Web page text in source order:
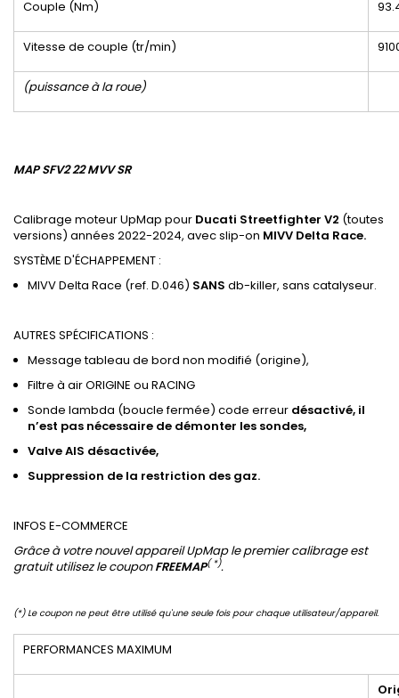
Couple (Nm)
Vitesse de couple (tr/min)
(puissance à la roue)
MAP SFV2 22 MVV SR
Calibrage moteur UpMap pour Ducati Streetfighter V2 (toutes
versions) années 2022-2024, avec slip-on MIVV Delta Race.
SYSTÈME D'ÉCHAPPEMENT :
MIVV Delta Race (ref. D.046) SANS db-killer, sans catalyseur.
AUTRES SPÉCIFICATIONS :
Message tableau de bord non modifié (origine),
Filtre à air ORIGINE ou RACING
Sonde lambda (boucle fermée) code erreur désactivé, il
n’est pas nécessaire de démonter les sondes,
ValveAIS désactivée,
Suppression de la restriction des gaz.
INFOS E-COMMERCE
Grâce à votre nouvel appareil UpMap le premier calibrage est
gratuit utilisez le couponFREEMAP( *).
(*) Le coupon ne peut être utilisé qu'une seule fois pour chaque utilisateur/appareil.
PERFORMANCES MAXIMUM